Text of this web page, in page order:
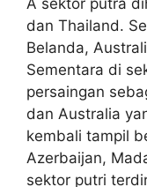
A sektor putra
dan Thailand.
Belanda,
Sementara di
persaingan
dan Australia
kembali tampil
Azerbaijan,
sektor putri